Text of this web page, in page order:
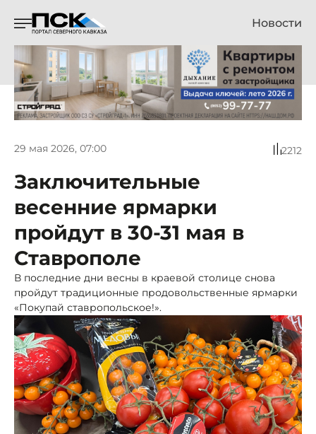
Новости
29 мая 2026, 07:00 2212
Заключительные
весенние ярмарки
пройдут в 30-31 мая в
Ставрополе
В последние дни весны в краевой столице снова
пройдут традиционные продовольственные ярмарки
«Покупай ставропольское!».